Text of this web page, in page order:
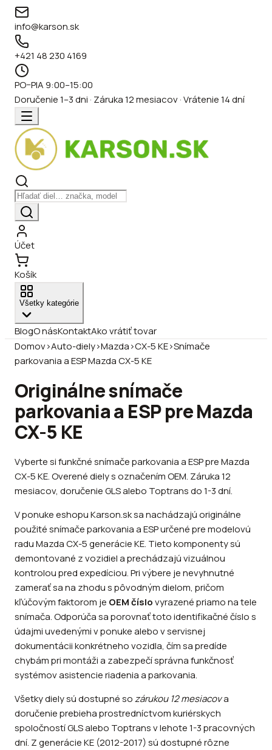
info@karson.sk
+421 48 230 4169
PO–PIA 9:00–15:00
Doručenie 1–3 dni · Záruka 12 mesiacov · Vrátenie 14 dní
Účet
Košík
Všetky kategórie
BlogO násKontaktAko vrátiť tovar
Domov›Auto-diely›Mazda›CX-5 KE›Snímače
parkovania a ESP Mazda CX-5 KE
Originálne snímače
parkovania a ESP pre Mazda
CX-5 KE
Vyberte si funkčné snímače parkovania a ESP pre Mazda
CX-5 KE. Overené diely s označením OEM. Záruka 12
mesiacov, doručenie GLS alebo Toptrans do 1-3 dní.
V ponuke eshopu Karson.sk sa nachádzajú originálne
použité snímače parkovania a ESP určené pre modelovú
radu Mazda CX-5 generácie KE. Tieto komponenty sú
demontované z vozidiel a prechádzajú vizuálnou
kontrolou pred expedíciou. Pri výbere je nevyhnutné
zamerať sa na zhodu s pôvodným dielom, pričom
kľúčovým faktorom je OEM číslovyrazené priamo na tele
snímača. Odporúča sa porovnať toto identifikačné číslo s
údajmi uvedenými v ponuke alebo v servisnej
dokumentácii konkrétneho vozidla, čím sa predíde
chybám pri montáži a zabezpečí správna funkčnosť
systémov asistencie riadenia a parkovania.
Všetky diely sú dostupné sozárukou 12 mesiacova
doručenie prebieha prostredníctvom kuriérskych
spoločností GLS alebo Toptrans v lehote 1-3 pracovných
dní. Z generácie KE (2012-2017) sú dostupné rôzne